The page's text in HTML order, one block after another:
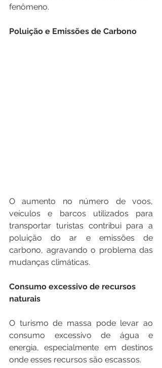
fenômeno.
Poluição e Emissões de Carbono
O aumento no número de voos,
veículos e barcos utilizados para
transportar turistas contribui para a
poluição do ar e emissões de
carbono, agravando o problema das
mudanças climáticas.
Consumo excessivo de recursos
naturais
O turismo de massa pode levar ao
consumo excessivo de água e
energia, especialmente em destinos
onde esses recursos são escassos.